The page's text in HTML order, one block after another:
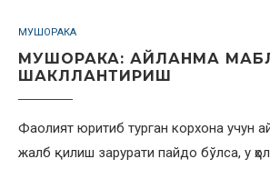
МУШОРАКА
МУШОРАКА: АЙЛАНМА
ШАКЛЛАНТИРИШ
Фаолият юритиб турган корхона учун
жалб қилиш зарурати пайдо бўлса, у